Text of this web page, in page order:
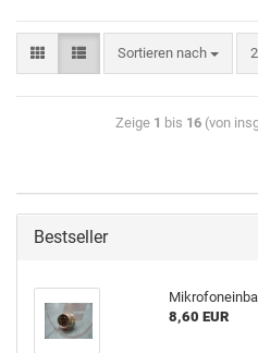
Sortieren nach
Zeige 1 bis 16(von
Bestseller
8,60 EUR